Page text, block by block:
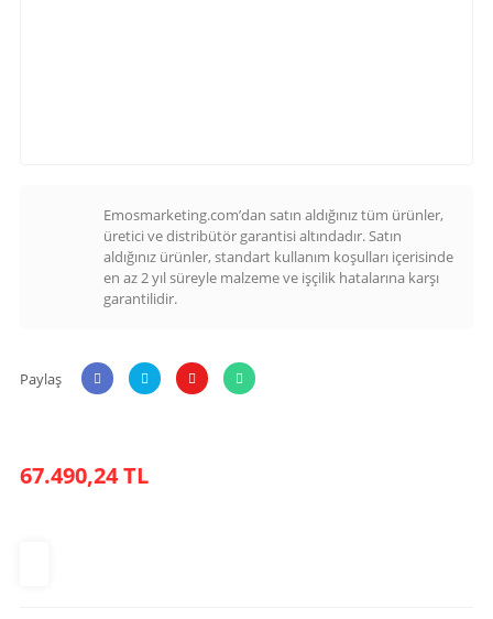
Emosmarketing.com’dan satın aldığınız tüm ürünler,
üretici ve distribütör garantisi altındadır. Satın
aldığınız ürünler, standart kullanım koşulları içerisinde
en az 2 yıl süreyle malzeme ve işçilik hatalarına karşı
garantilidir.
Paylaş
67.490,24 TL